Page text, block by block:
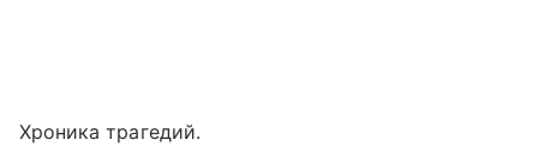
Хроника трагедий.